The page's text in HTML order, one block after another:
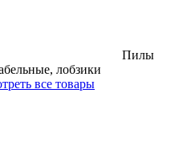
Пилы
лобзики
все товары